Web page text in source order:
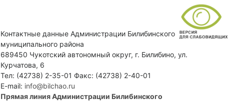
Контактные данные Администрации Билибинского
муниципального района
689450 Чукотский автономный округ, г. Билибино, ул.
Курчатова, 6
Тел: (42738) 2-35-01 Факс: (42738) 2-40-01
E-mail: info@bilchao.ru
Прямая линия Администрации Билибинского